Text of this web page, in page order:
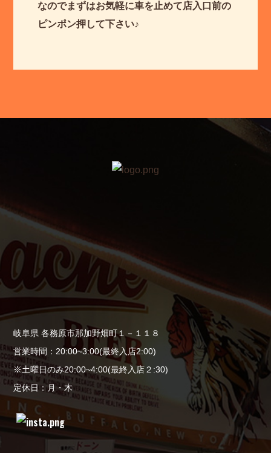
なのでまずはお気軽に車を止めて店入口前の
ピンポン押して下さい♪
岐阜県 各務原市那加野畑町１－１１８
営業時間：20:00~3:00(最終入店2:00)
※土曜日のみ20:00~4:00(最終入店２:30)
定休日：月・木